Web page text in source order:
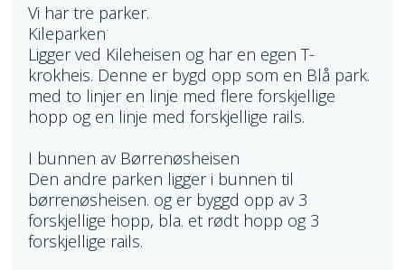
Vi har tre parker.
Kileparken
Ligger ved Kileheisen og har en egen T-
krokheis. Denne er bygd opp som en Blå park.
med to linjer en linje med flere forskjellige
hopp og en linje med forskjellige rails.
I bunnen av Børrenøsheisen
Den andre parken ligger i bunnen til
børrenøsheisen. og er byggd opp av 3
forskjellige hopp, bla. et rødt hopp og 3
forskjellige rails.